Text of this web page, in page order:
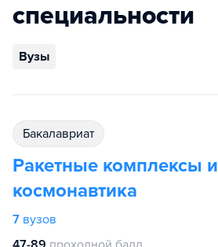
специальности
Вузы
бакалавриат
Ракетные комплексы и
космонавтика
7 вузов